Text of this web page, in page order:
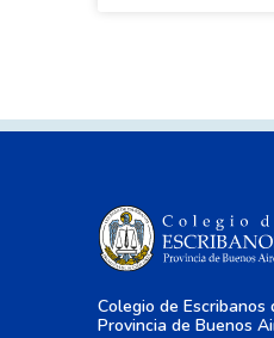
Colegio de Escribanos
Provincia de Buenos